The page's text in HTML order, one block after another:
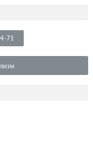
71